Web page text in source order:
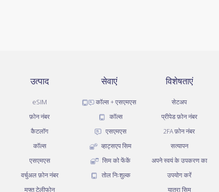
उत्पाद
eSIM
फ़ोन नंबर
कैटलॉग
कॉल्स
एसएमएस
वर्चुअल फ़ोन नंबर
मुफ्त टेलीफोन
सेवाएं
कॉल्स + एसएमएस
कॉल्स
एसएमएस
व्हाट्सएप सिम
सिम को फेंकें
तोल निःशुल्क
विशेषताएं
सेटअप
प्रीपेड फ़ोन नंबर
2FA फ़ोन नंबर
सत्यापन
अपने स्वयं के उपकरण का
उपयोग करें
यात्रा सिम